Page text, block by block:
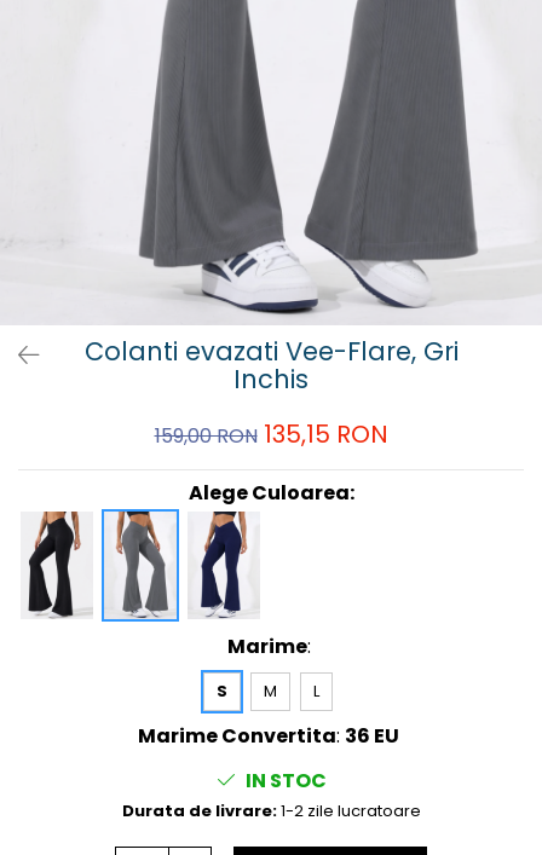
Colanti evazati Vee-Flare, Gri
Inchis
159,00 RON 135,15 RON
Alege Culoarea:
Marime:
S M L
Marime Convertita: 36 EU
IN STOC
Durata de livrare:1-2 zile lucratoare